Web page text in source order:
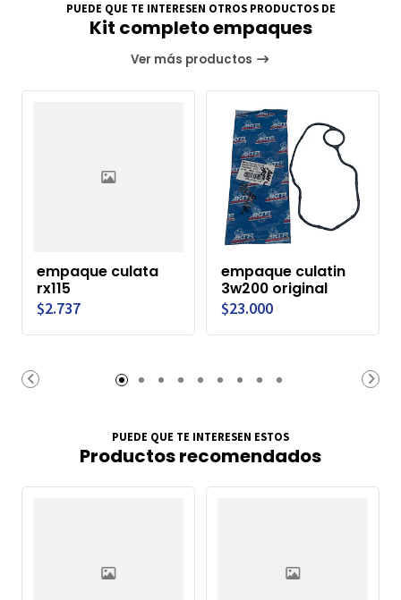
PUEDE QUE TE INTERESEN OTROS PRODUCTOS DE
Kit completo empaques
Ver más productos
empaque culata
rx115
$2.737
empaque culatin
3w200 original
$23.000
PUEDE QUE TE INTERESEN ESTOS
Productos recomendados